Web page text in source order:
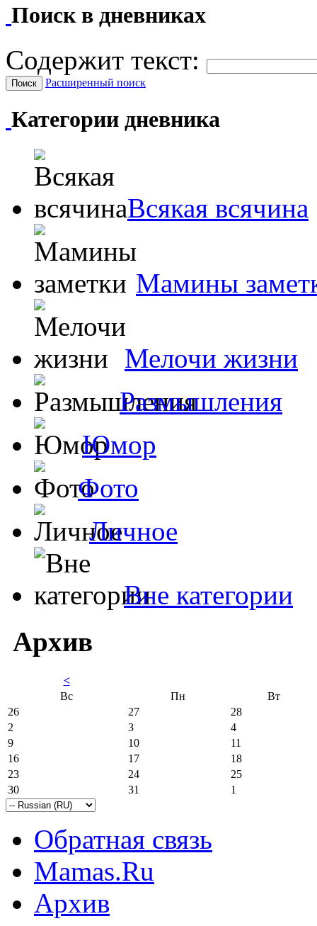
Поиск в дневниках
Содержит текст:
Расширенный поиск
Категории дневника
Всякая всячина
Мамины
Мелочи жизни
Размышления
Юмор
Фото
Личное
Вне категории
Архив
<
Вс
Пн
Вт
26
27
28
2
3
4
9
10
11
16
17
18
23
24
25
30
31 1
Обратная связь
Mamas.Ru
Архив